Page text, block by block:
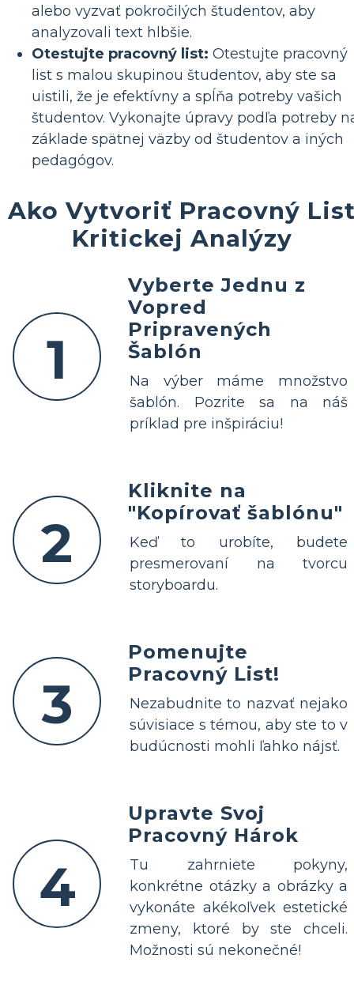
alebo vyzvať pokročilých študentov, aby
analyzovali text hlbšie.
Otestujte pracovný list: Otestujte pracovný
list s malou skupinou študentov, aby ste sa
uistili, že je efektívny a spĺňa potreby vašich
študentov. Vykonajte úpravy podľa potreby
základe spätnej väzby od študentov a iných
pedagógov.
Ako Vytvoriť Pracovný
Kritickej Analýzy
1
Vyberte Jednu z
Vopred
Pripravených
Šablón
Na výber máme množstvo
šablón. Pozrite sa na náš
príklad pre inšpiráciu!
2
Kliknite na
"Kopírovať šablónu"
Keď to urobíte, budete
presmerovaní na tvorcu
storyboardu.
3
Pomenujte
Pracovný List!
Nezabudnite to nazvať nejako
súvisiace s témou, aby ste to v
budúcnosti mohli ľahko nájsť.
4
Upravte Svoj
Pracovný Hárok
Tu zahrniete pokyny,
konkrétne otázky a obrázky a
vykonáte akékoľvek estetické
zmeny, ktoré by ste chceli.
Možnosti sú nekonečné!